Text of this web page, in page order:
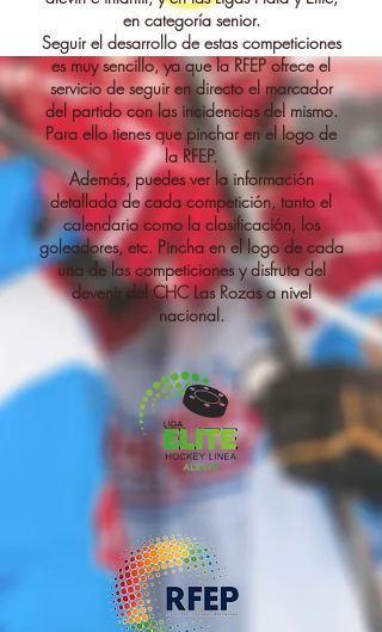
en categoría senior.
Seguir el desarrollo de estas competiciones
es muy sencillo, ya que la RFEP ofrece el
servicio de seguir en directo el marcador
del partido con las incidencias del mismo.
Para ello tienes que pinchar en el logo de
la RFEP.
Además, puedes ver la información
detallada de cada competición, tanto el
calendario como la clasificación, los
goleadores, etc. Pincha en el logo de cada
una de las competiciones y disfruta del
devenir del CHC Las Rozas a nivel
nacional.